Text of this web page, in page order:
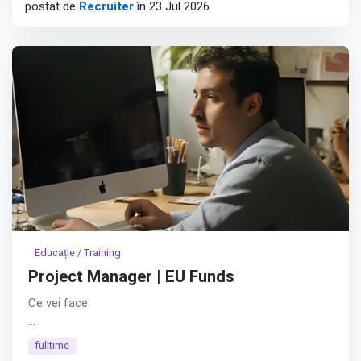
postat de Recruiterîn 23 Jul 2026
Educație / Training
Project Manager | EU Funds
Ce vei face:
👥 Vei conduce echipa de proiect – vei coordona
fulltime